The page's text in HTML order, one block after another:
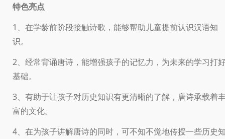
特色亮点
1、在学龄前阶段接触诗歌，能够帮助儿童提前认识汉语知
识。
2、经常背诵唐诗，能增强孩子的记忆力，为未来的学习打
基础。
3、有助于让孩子对历史知识有更清晰的了解，唐诗承载着
富的文化。
4、在为孩子讲解唐诗的同时，可不知不觉地传授一些历史